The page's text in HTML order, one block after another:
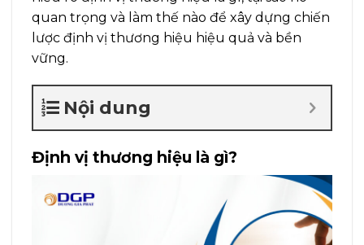
quan trọng và làm thế nào để xây dựng chiến
lược định vị thương hiệu hiệu quả và bền
vững.
Nội dung
Định vị thương hiệu là gì?